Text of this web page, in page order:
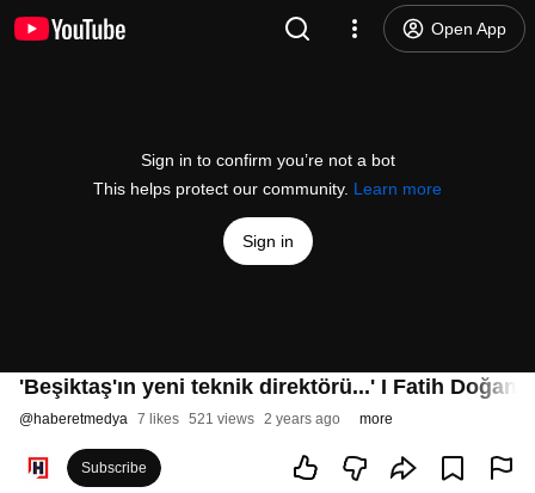
Open App
Sign in to confirm you’re not a bot
This helps protect our community. Learn more
Sign in
'Beşiktaş'ın yeni teknik direktörü...' I Fatih Doğan
@haberetmedya 7 likes 521 views 2 years ago more
Subscribe